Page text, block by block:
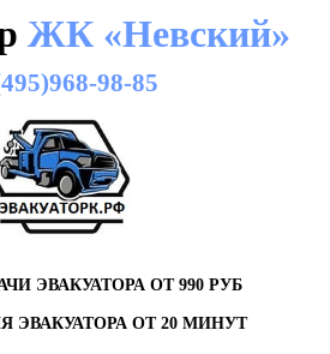
ЖК «Невский»
98-85
ЭВАКУАТОРА ОТ 990 РУБ
ЭВАКУАТОРА ОТ 20 МИНУТ